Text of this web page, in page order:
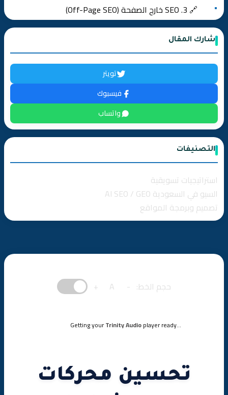
حجم الخط: -
A
+
Getting yourTrinity Audioplayer ready...
تحسين محركات
🔗 3. SEO خارج الصفحة (Off-Page SEO)
ثانياً: البحث عن الكلمات المفتاحية – الأساس الذي يُبنى عليه
كل شيء
أنواع الكلمات المفتاحية حسب نية البحث
💡 نصيحة من خبراء الصقر
1. تحسين العناوين (Title Tags)
2. تحسين الأوصاف التعريفية (Meta Descriptions)
شارك المقال
تويتر
فيسبوك
واتساب
التصنيفات
استراتيجيات تسويقية
السيو في السعودية AI SEO / GEO
تصميم وبرمجة المواقع